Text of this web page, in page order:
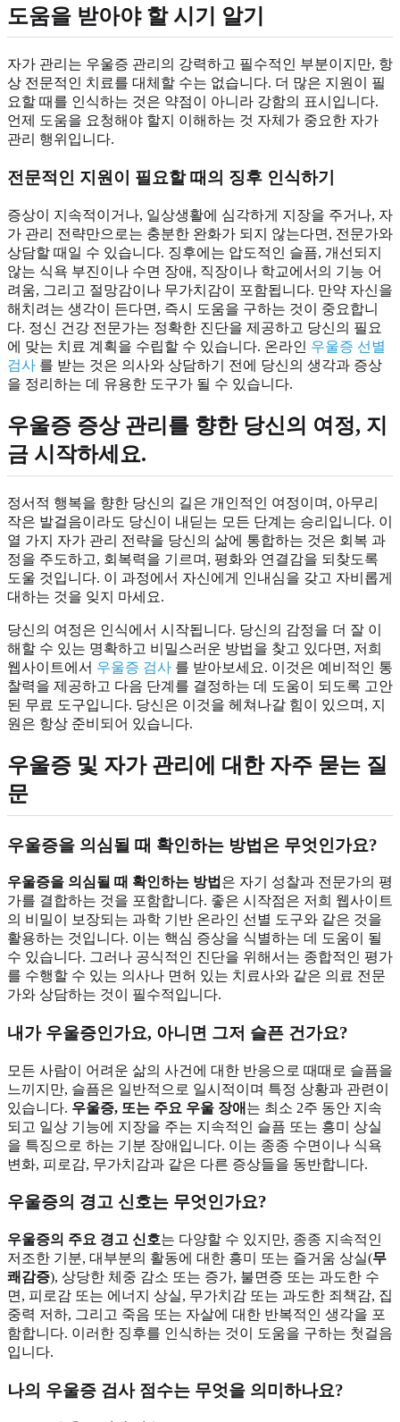
도움을 받아야 할 시기 알기
자가 관리는 우울증 관리의 강력하고 필수적인 부분이지만, 항
상 전문적인 치료를 대체할 수는 없습니다. 더 많은 지원이 필
요할 때를 인식하는 것은 약점이 아니라 강함의 표시입니다.
언제 도움을 요청해야 할지 이해하는 것 자체가 중요한 자가
관리 행위입니다.
전문적인 지원이 필요할 때의 징후 인식하기
증상이 지속적이거나, 일상생활에 심각하게 지장을 주거나, 자
가 관리 전략만으로는 충분한 완화가 되지 않는다면, 전문가와
상담할 때일 수 있습니다. 징후에는 압도적인 슬픔, 개선되지
않는 식욕 부진이나 수면 장애, 직장이나 학교에서의 기능 어
려움, 그리고 절망감이나 무가치감이 포함됩니다. 만약 자신을
해치려는 생각이 든다면, 즉시 도움을 구하는 것이 중요합니
다. 정신 건강 전문가는 정확한 진단을 제공하고 당신의 필요
에 맞는 치료 계획을 수립할 수 있습니다. 온라인 우울증 선별
검사 를 받는 것은 의사와 상담하기 전에 당신의 생각과 증상
을 정리하는 데 유용한 도구가 될 수 있습니다.
우울증 증상 관리를 향한 당신의 여정, 지
금 시작하세요.
정서적 행복을 향한 당신의 길은 개인적인 여정이며, 아무리
작은 발걸음이라도 당신이 내딛는 모든 단계는 승리입니다. 이
열 가지 자가 관리 전략을 당신의 삶에 통합하는 것은 회복 과
정을 주도하고, 회복력을 기르며, 평화와 연결감을 되찾도록
도울 것입니다. 이 과정에서 자신에게 인내심을 갖고 자비롭게
대하는 것을 잊지 마세요.
당신의 여정은 인식에서 시작됩니다. 당신의 감정을 더 잘 이
해할 수 있는 명확하고 비밀스러운 방법을 찾고 있다면, 저희
웹사이트에서 우울증 검사 를 받아보세요. 이것은 예비적인 통
찰력을 제공하고 다음 단계를 결정하는 데 도움이 되도록 고안
된 무료 도구입니다. 당신은 이것을 헤쳐나갈 힘이 있으며, 지
원은 항상 준비되어 있습니다.
우울증 및 자가 관리에 대한 자주 묻는 질
문
우울증을 의심될 때 확인하는 방법은 무엇인가요?
우울증을 의심될 때 확인하는 방법 은 자기 성찰과 전문가의 평
가를 결합하는 것을 포함합니다. 좋은 시작점은 저희 웹사이트
의 비밀이 보장되는 과학 기반 온라인 선별 도구와 같은 것을
활용하는 것입니다. 이는 핵심 증상을 식별하는 데 도움이 될
수 있습니다. 그러나 공식적인 진단을 위해서는 종합적인 평가
를 수행할 수 있는 의사나 면허 있는 치료사와 같은 의료 전문
가와 상담하는 것이 필수적입니다.
내가 우울증인가요, 아니면 그저 슬픈 건가요?
모든 사람이 어려운 삶의 사건에 대한 반응으로 때때로 슬픔을
느끼지만, 슬픔은 일반적으로 일시적이며 특정 상황과 관련이
있습니다. 우울증, 또는 주요 우울 장애 는 최소 2주 동안 지속
되고 일상 기능에 지장을 주는 지속적인 슬픔 또는 흥미 상실
을 특징으로 하는 기분 장애입니다. 이는 종종 수면이나 식욕
변화, 피로감, 무가치감과 같은 다른 증상들을 동반합니다.
우울증의 경고 신호는 무엇인가요?
우울증의 주요 경고 신호는 다양할 수 있지만, 종종 지속적인
저조한 기분, 대부분의 활동에 대한 흥미 또는 즐거움 상실(무
쾌감증), 상당한 체중 감소 또는 증가, 불면증 또는 과도한 수
면, 피로감 또는 에너지 상실, 무가치감 또는 과도한 죄책감, 집
중력 저하, 그리고 죽음 또는 자살에 대한 반복적인 생각을 포
함합니다. 이러한 징후를 인식하는 것이 도움을 구하는 첫걸음
입니다.
나의 우울증 검사 점수는 무엇을 의미하나요?